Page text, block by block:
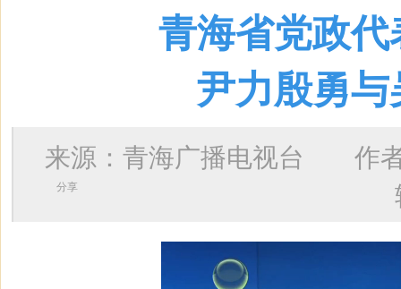
青海省党政
尹力殷勇
来源：青海广播电视台 作
分享